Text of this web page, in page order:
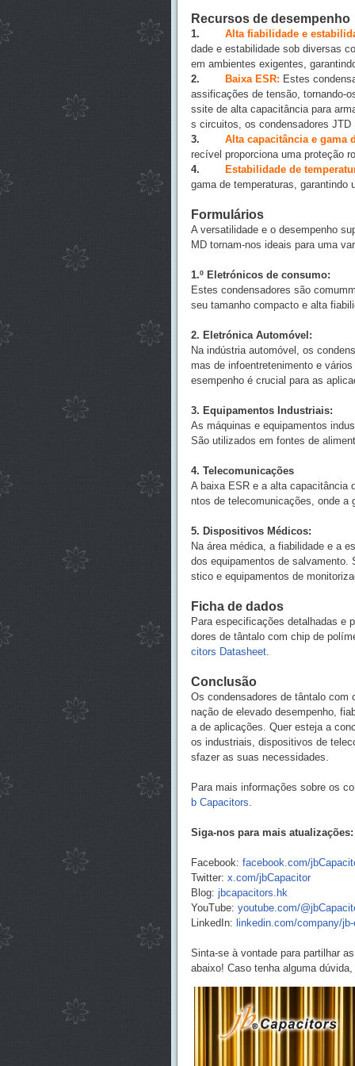
Recursos de desempenho
1. Alta fiabilidade e
dade e estabilidade sob diversas
em ambientes exigentes,
2.
Baixa ESR: Estes
assificações de tensão, tornando-
ssite de alta capacitância para
s circuitos, os condensadores
3. Alta capacitância e gama
recível proporciona uma proteção
4.
Estabilidade de
gama de temperaturas, garantindo
Formulários
A versatilidade e o desempenho
MD tornam-nos ideais para uma
1.º Eletrónicos de consumo:
Estes condensadores são
seu tamanho compacto e alta
2. Eletrónica Automóvel:
Na indústria automóvel, os
mas de infoentretenimento e
esempenho é crucial para as
3. Equipamentos Industriais:
As máquinas e equipamentos
São utilizados em fontes de
4. Telecomunicações
A baixa ESR e a alta capacitância
ntos de telecomunicações, onde a
5. Dispositivos Médicos:
Na área médica, a fiabilidade e a
dos equipamentos de salvamento.
stico e equipamentos de
Ficha de dados
Para especificações detalhadas e
dores de tântalo com chip de
citors Datasheet.
Conclusão
Os condensadores de tântalo com
nação de elevado desempenho,
a de aplicações. Quer esteja a
os industriais, dispositivos de
sfazer as suas necessidades.
Para mais informações sobre os
b Capacitors.
Siga-nos para mais atualizações:
Facebook: facebook.com/
Twitter: x.com/jbCapacitor
Blog: jbcapacitors.hk
YouTube: youtube.com/
LinkedIn: linkedin.com/company/
Sinta-se à vontade para partilhar
abaixo! Caso tenha alguma